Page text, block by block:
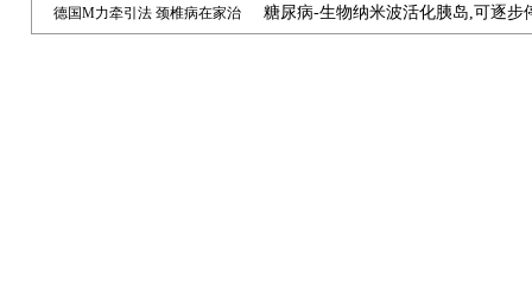
德国M力牵引法 颈椎病在家治
糖尿病-生物纳米波活化胰岛,可逐步